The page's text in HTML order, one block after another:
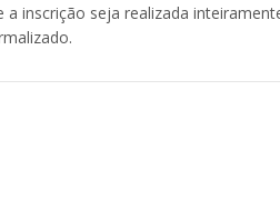
inscrição seja realizada